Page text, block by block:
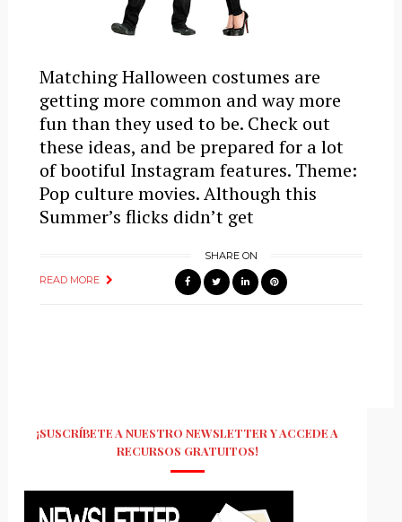
Matching Halloween costumes are
getting more common and way more
fun than they used to be. Check out
these ideas, and be prepared for a lot
of bootiful Instagram features. Theme:
Pop culture movies. Although this
Summer’s flicks didn’t get
READ MORE
SHARE ON
¡SUSCRÍBETE A NUESTRO NEWSLETTER Y ACCEDE A
RECURSOS GRATUITOS!